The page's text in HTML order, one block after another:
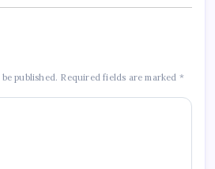
published. Required fields are marked *